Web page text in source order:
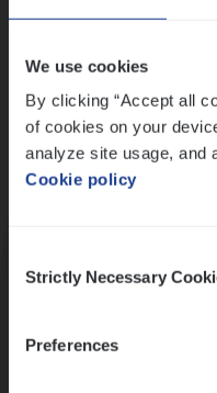
We use cookies
By clicking “Accept all
of cookies on your
analyze site usage, and
Cookie policy
Selection
Strictly Necessary
Preferences